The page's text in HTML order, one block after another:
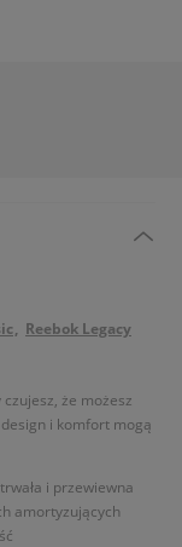
Reebok Legacy
że możesz
i komfort mogą
i przewiewna
amortyzujących